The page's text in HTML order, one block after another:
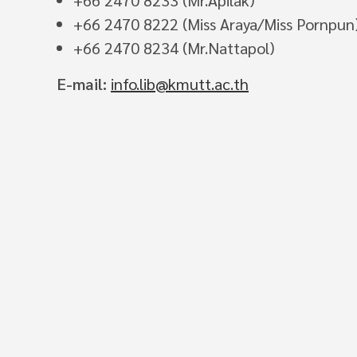
+66 2470 8222 (Miss Araya/Miss
+66 2470 8234 (Mr.Nattapol)
E-mail: info.lib@kmutt.ac.th